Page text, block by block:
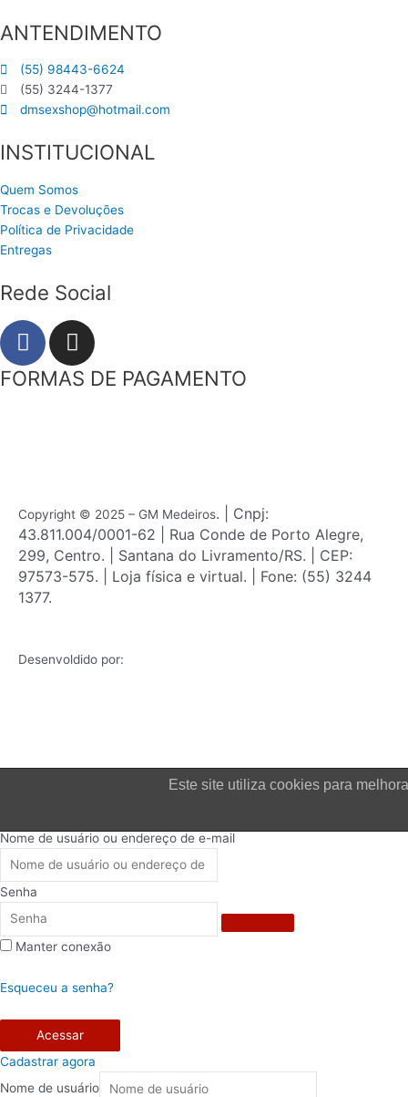
ANTENDIMENTO
(55) 98443-6624
(55) 3244-1377
dmsexshop@hotmail.com
INSTITUCIONAL
Quem Somos
Trocas e Devoluções
Política de Privacidade
Entregas
Rede Social
F
a
c
I
n
s
m
FORMAS DE PAGAMENTO
Copyright © 2025 – GM Medeiros. | Cnpj:
43.811.004/0001-62 | Rua Conde de Porto Alegre,
299, Centro. | Santana do Livramento/RS. | CEP:
97573-575. | Loja física e virtual. | Fone: (55) 3244
1377.
Desenvoldido por:
Este site utiliza cookies para
Nome de usuário ou endereço de e-mail
Senha
Manter conexão
Esqueceu a senha?
Acessar
Cadastrar agora
Nome de usuário